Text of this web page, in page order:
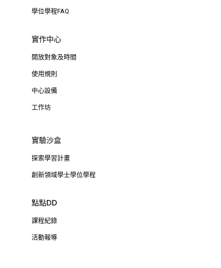
學位學程FAQ
實作中心
開放對象及時間
使用規則
中心設備
工作坊
實驗沙盒
探索學習計畫
創新領域學士學位學程
點點DD
課程紀錄
活動報導